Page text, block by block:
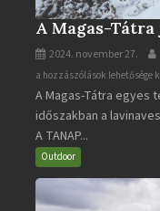
A Magas-
2024. november 27.
A
Magas-
Tátra
járható
turistaútjai
a hozzászólások lehetősége
A Magas-Tátra egyes
időszakban a
A TANAP...
Outdoor